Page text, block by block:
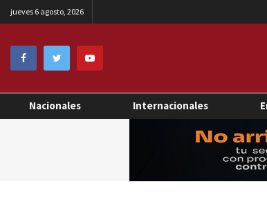
jueves 6 agosto, 2026
Nacionales Internacionales